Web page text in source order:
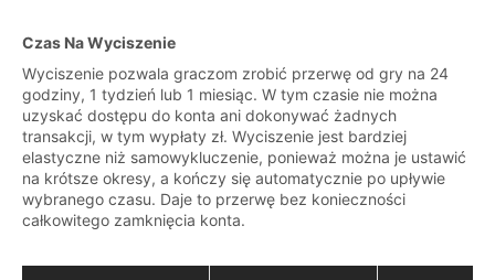
Czas Na Wyciszenie
Wyciszenie pozwala graczom zrobić przerwę od gry na 24
godziny, 1 tydzień lub 1 miesiąc. W tym czasie nie można
uzyskać dostępu do konta ani dokonywać żadnych
transakcji, w tym wypłaty zł. Wyciszenie jest bardziej
elastyczne niż samowykluczenie, ponieważ można je ustawić
na krótsze okresy, a kończy się automatycznie po upływie
wybranego czasu. Daje to przerwę bez konieczności
całkowitego zamknięcia konta.